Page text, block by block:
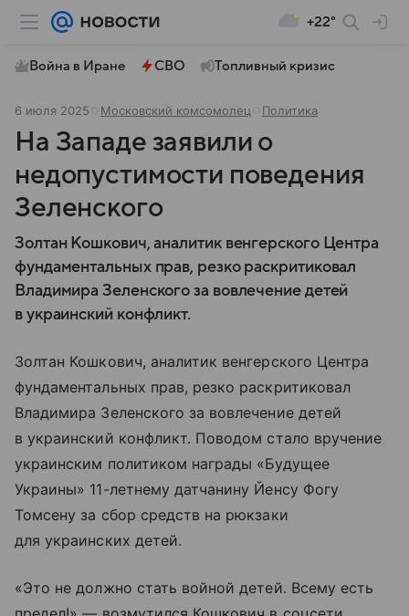
+22°
Война в Иране СВО Топливный кризис
6 июля 2025 Московский комсомолец Политика
На Западе заявили о
недопустимости поведения
Зеленского
Золтан Кошкович, аналитик венгерского Центра
фундаментальных прав, резко раскритиковал
Владимира Зеленского за вовлечение детей
в украинский конфликт.
Золтан Кошкович, аналитик венгерского Центра
фундаментальных прав, резко раскритиковал
Владимира Зеленского за вовлечение детей
в украинский конфликт. Поводом стало вручение
украинским политиком награды «Будущее
Украины» 11-летнему датчанину Йенсу Фогу
Томсену за сбор средств на рюкзаки
для украинских детей.
«Это не должно стать войной детей. Всему есть